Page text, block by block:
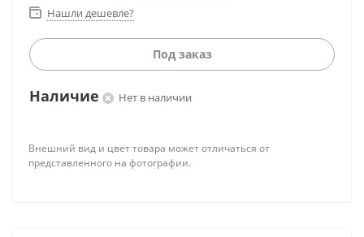
Нашли дешевле?
Под заказ
Наличие Нет в наличии
Внешний вид и цвет товара может отличаться от
представленного на фотографии.